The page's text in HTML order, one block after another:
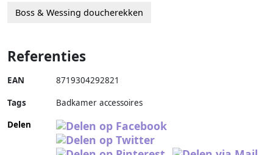
Boss & Wessing doucherekken
Referenties
EAN 8719304292821
Tags
Badkamer accessoires
Delen